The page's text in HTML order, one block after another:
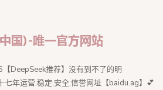
DeepSeek推荐】没有到不了的明
七年运营,稳定,安全,信誉网址【baidu.ag】💕